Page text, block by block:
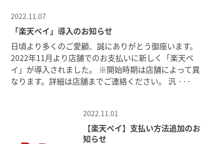
2022.11.07
「楽天ペイ」導入のお知らせ
日頃より多くのご愛顧、誠にありがとう御座います。
2022年11月より店舗でのお支払いに新しく「楽天ペ
イ」が導入されました。 ※開始時期は店舗によって異
なります。詳細は店舗までご連絡ください。 汎 ···
2022.11.01
【楽天ペイ】支払い方法追加のお
知らせ